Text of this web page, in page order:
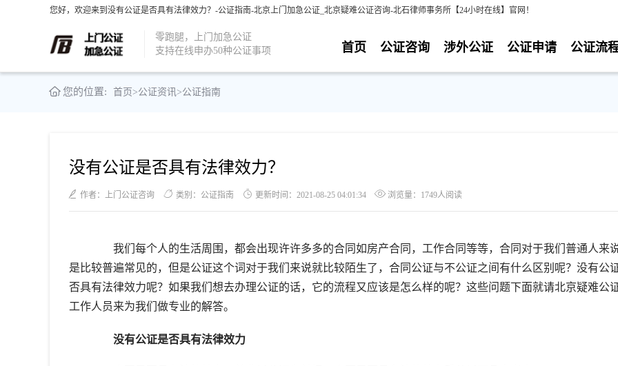
您好，欢迎来到没有公证是否具有法律效力？-公证指南-北京上门加急公证_北京疑难公证咨询-北石律师事务所【24小时在线】官网！
零跑腿，上门加急公证
支持在线申办50种公证事项
公证流
公证申请
涉外公证
公证咨询
首页
您的位置: 首页>公证资讯>公证指南
没有公证是否具有法律效力？
作者：上门公证咨询 类别：公证指南 更新时间：2021-08-25 04:01:34 浏览量：1749人阅读
我们每个人的生活周围，都会出现许许多多的合同如房产合同，工作合同等等，合同对于我们普通人来
是比较普遍常见的，但是公证这个词对于我们来说就比较陌生了，合同公证与不公证之间有什么区别呢？没有公
否具有法律效力呢？如果我们想去办理公证的话，它的流程又应该是怎么样的呢？这些问题下面就请北京疑难公
工作人员来为我们做专业的解答。
没有公证是否具有法律效力